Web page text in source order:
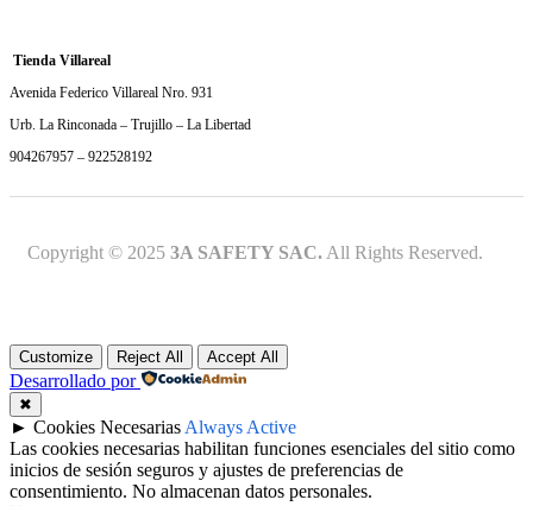
Tienda Villareal
Avenida Federico Villareal Nro. 931
Urb. La Rinconada – Trujillo – La Libertad
904267957 – 922528192
Copyright © 2025 3A SAFETY SAC. All Rights Reserved.
Customize Reject All Accept All
Desarrollado por
✖
► Cookies Necesarias Always Active
Las cookies necesarias habilitan funciones esenciales del sitio como
inicios de sesión seguros y ajustes de preferencias de
consentimiento. No almacenan datos personales.